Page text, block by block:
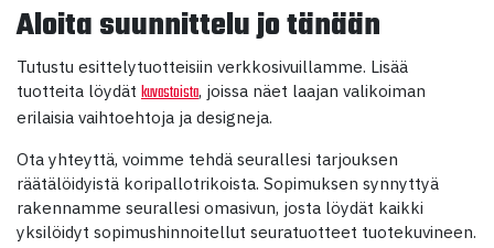
Aloita suunnittelu jo tänään
Tutustu esittelytuotteisiin verkkosivuillamme. Lisää
tuotteita löydät kuvastoista, joissa näet laajan valikoiman
erilaisia vaihtoehtoja ja designeja.
Ota yhteyttä, voimme tehdä seurallesi tarjouksen
räätälöidyistä koripallotrikoista. Sopimuksen synnyttyä
rakennamme seurallesi omasivun, josta löydät kaikki
yksilöidyt sopimushinnoitellut seuratuotteet tuotekuvineen.